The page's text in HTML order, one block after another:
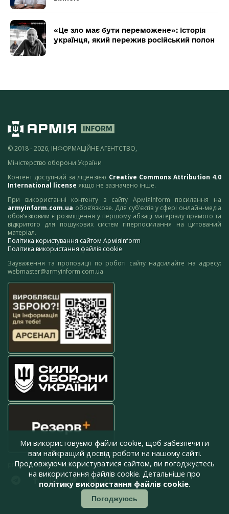
«Це зло має бути переможене»: історія
українця, який пережив російський полон
© 2018 - 2026, ІНФОРМАЦІЙНЕ АГЕНТСТВО,
Міністерство оборони України
Контент доступний за ліцензією Creative Commons Attribution 4.0
International license якщо не зазначено інше.
При використанні контенту з сайту АрміяInform посилання на
armyinform.com.ua обов’язкове. Для суб’єктів у сфері онлайн-медіа
обов’язковим є розміщення у першому абзаці матеріалу прямого та
відкритого для пошукових систем гіперпосилання на цитований
матеріал.
Політика користування сайтом АрміяInform
Політика використання файлів cookie
Зауваження та пропозиції по роботі сайту надсилайте на адресу:
webmaster@armyinform.com.ua
press@armyinform.com.ua
Ми використовуємо файли cookie, щоб забезпечити
вам найкращий досвід роботи на нашому сайті.
Продовжуючи користуватися сайтом, ви погоджуєтесь
на використання файлів cookie. Детальніше про
політику використання файлів cookie.
Погоджуюсь